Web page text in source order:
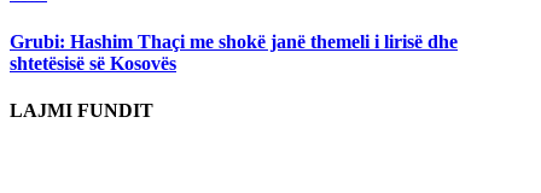
Grubi: Hashim Thaçi me shokë janë themeli i lirisë dhe
shtetësisë së Kosovës
LAJMI FUNDIT